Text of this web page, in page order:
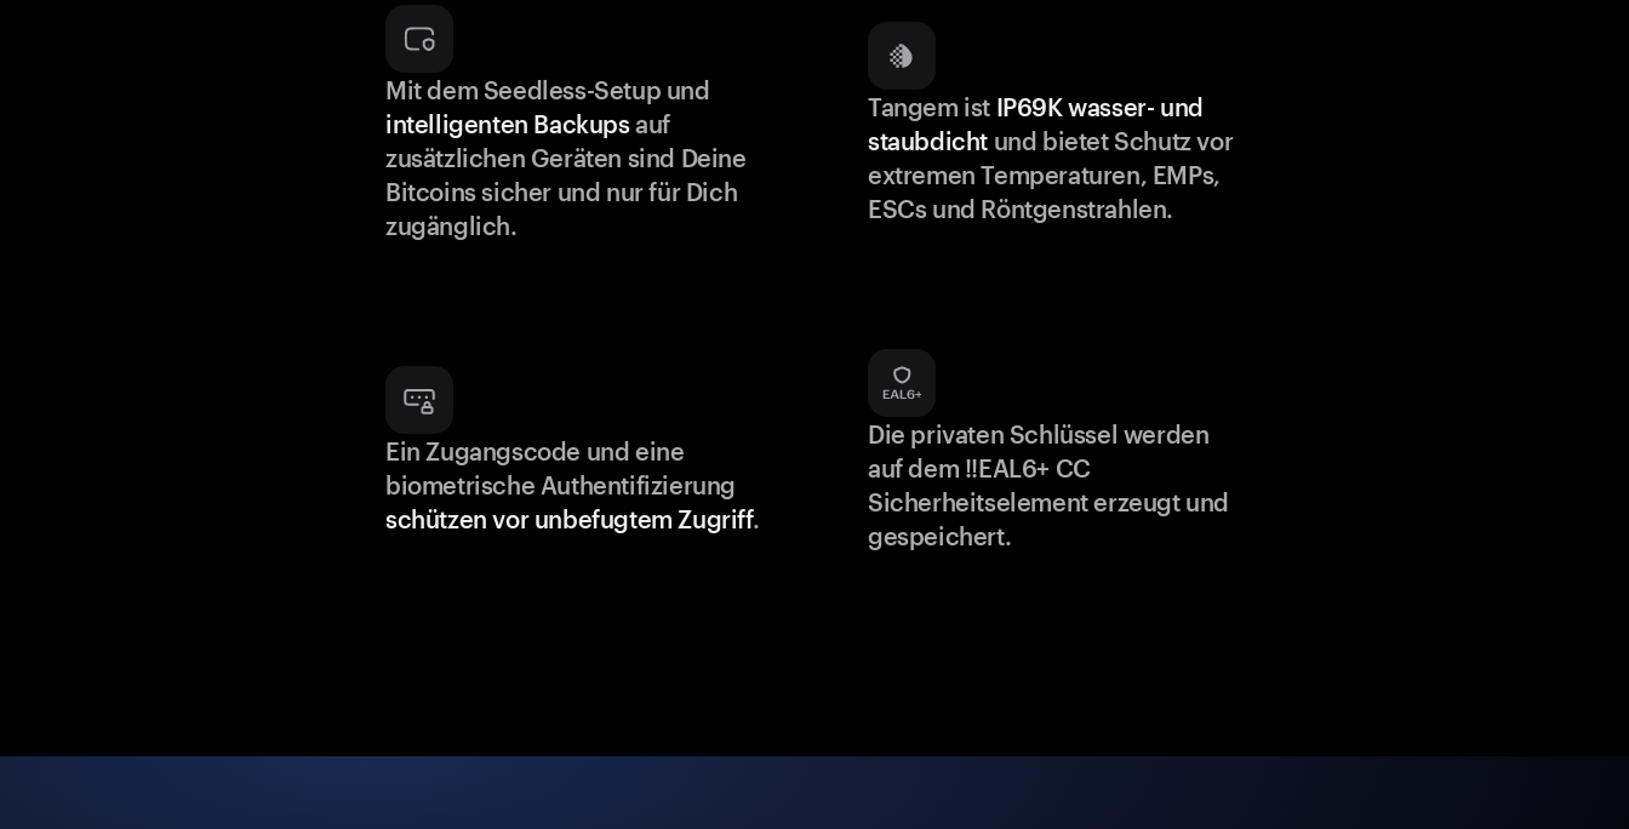
Mit dem Seedless-Setup und
intelligenten Backupsauf
zusätzlichen Geräten sind Deine
Bitcoins sicher und nur für Dich
zugänglich.
Tangem ist IP69K wasser- und
staubdicht und bietet Schutz vor
extremen Temperaturen, EMPs,
ESCs und Röntgenstrahlen.
Ein Zugangscode und eine
biometrische Authentifizierung
schützen vor unbefugtem Zugriff.
Die privaten Schlüssel werden
auf dem !!EAL6+ CC
Sicherheitselement erzeugt und
gespeichert.